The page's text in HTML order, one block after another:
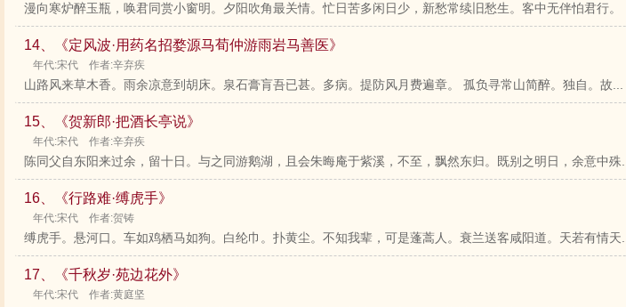
漫向寒炉醉玉瓶，唤君同赏小窗明。夕阳吹角最关情。忙日苦多闲日少，新愁常续旧愁生。客中无伴怕君行。
14、《定风波·用药名招婺源马荀仲游雨岩马善医》
年代:宋代 作者:辛弃疾
山路风来草木香。雨余凉意到胡床。泉石膏肓吾已甚。多病。提防风月费遍章。 孤负寻常山简醉。独自。故...
15、《贺新郎·把酒长亭说》
年代:宋代 作者:辛弃疾
陈同父自东阳来过余，留十日。与之同游鹅湖，且会朱晦庵于紫溪，不至，飘然东归。既别之明日，余意中殊...
16、《行路难·缚虎手》
年代:宋代 作者:贺铸
缚虎手。悬河口。车如鸡栖马如狗。白纶巾。扑黄尘。不知我辈，可是蓬蒿人。衰兰送客咸阳道。天若有情天...
17、《千秋岁·苑边花外》
年代:宋代 作者:黄庭坚